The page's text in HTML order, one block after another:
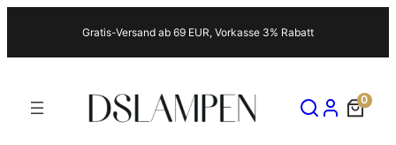
springen
Gratis-Versand ab 69 EUR, Vorkasse 3% Rabatt
0